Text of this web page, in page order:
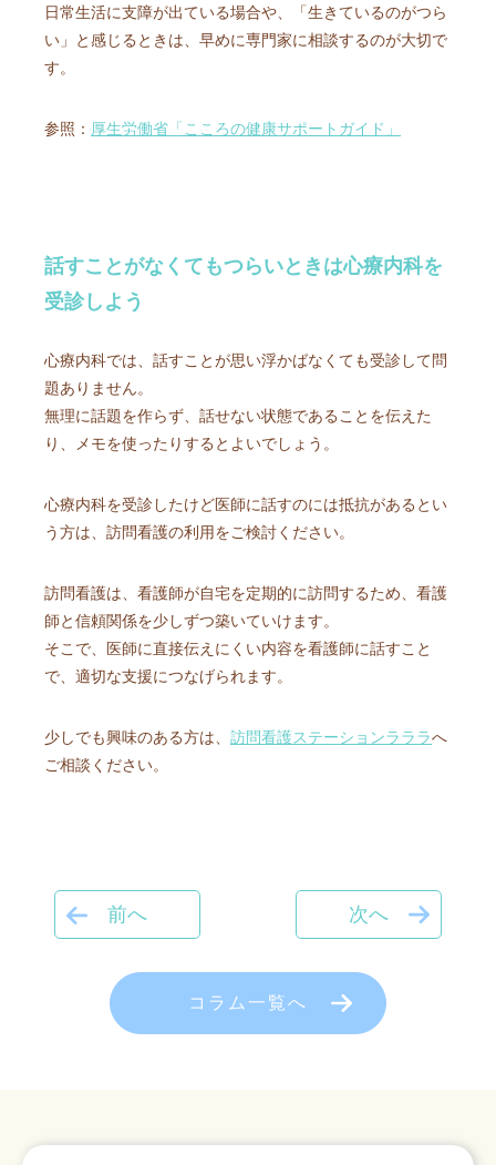
日常生活に支障が出ている場合や、「生きているのがつら
い」と感じるときは、早めに専門家に相談するのが大切で
す。
参照： 厚生労働省「こころの健康サポートガイド」
話すことがなくてもつらいときは心療内科を
受診しよう
心療内科では、話すことが思い浮かばなくても受診して問
題ありません。
無理に話題を作らず、話せない状態であることを伝えた
り、メモを使ったりするとよいでしょう。
心療内科を受診したけど医師に話すのには抵抗があるとい
う方は、訪問看護の利用をご検討ください。
訪問看護は、看護師が自宅を定期的に訪問するため、看護
師と信頼関係を少しずつ築いていけます。
そこで、医師に直接伝えにくい内容を看護師に話すこと
で、適切な支援につなげられます。
少しでも興味のある方は、 訪問看護ステーションラララへ
ご相談ください。
前へ 次へ
コラム一覧へ